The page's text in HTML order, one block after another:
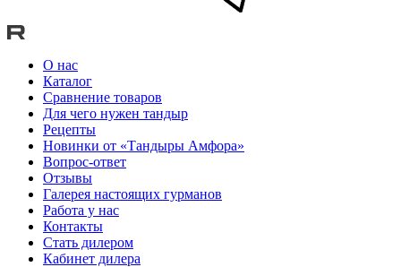
О нас
Каталог
Сравнение товаров
Для чего нужен тандыр
Рецепты
Новинки от «Тандыры Амфора»
Вопрос-ответ
Отзывы
Галерея настоящих гурманов
Работа у нас
Контакты
Стать дилером
Кабинет дилера